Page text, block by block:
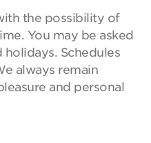
the possibility of
You may be asked
Schedules
always remain
and personal